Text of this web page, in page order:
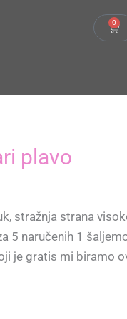
0
Cart
plavo
stražnja strana
5 naručenih 1
je gratis mi biramo